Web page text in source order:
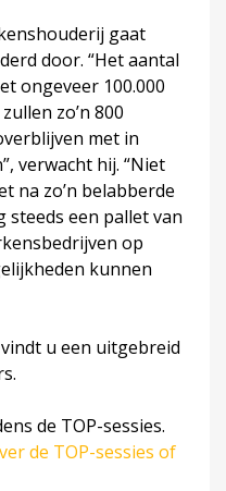
gaat
door. “Het aantal
ongeveer 100.000
zo’n 800
met in
verwacht hij. “Niet
na zo’n belabberde
steeds een pallet van
op
kunnen
u een uitgebreid
de TOP-sessies.
de TOP-sessies of